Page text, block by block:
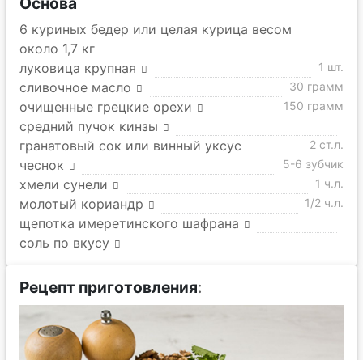
6 куриных бедер или целая курица весом
около 1,7 кг
луковица крупная
1 шт.
сливочное масло 30 грамм
очищенные грецкие орехи 150 грамм
средний пучок кинзы
гранатовый сок или винный уксус
2 ст.л.
чеснок 5-6 зубчик
хмели сунели 1 ч.л.
молотый кориандр 1/2 ч.л.
щепотка имеретинского шафрана
соль по вкусу
Рецепт приготовления: